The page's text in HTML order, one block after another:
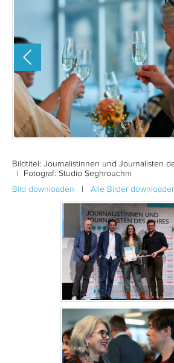
Bildtitel: Journalistinnen und Journalisten
| Fotograf: Studio Seghrouchni
Bild downloaden
| Alle Bilder